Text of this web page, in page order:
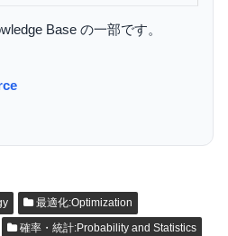
Base の一部です。
最適化:Optimization
確率・統計:Probability and Statistics